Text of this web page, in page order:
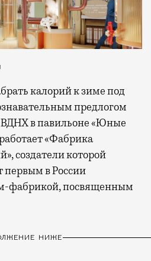
предлогом
ВДНХ в павильоне «Юные
«Фабрика
создатели которой
первым в России
фабрикой, посвященным
НИЖЕ